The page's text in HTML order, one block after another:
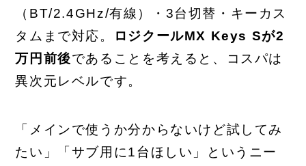
（BT/2.4GHz/有線）・3台切替・キーカス
タムまで対応。
ロジクールMX Keys Sが2
万円前後であることを考えると、コスパは
異次元レベルです。
「メインで使うか分からないけど試してみ
たい」「サブ用に1台ほしい」というニー